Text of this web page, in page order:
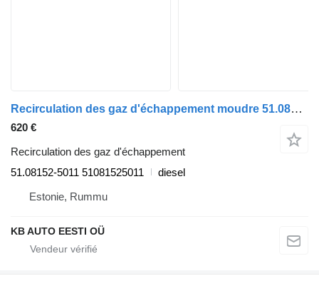
Recirculation des gaz d'échappement moudre 51.08152-5011 pour camion MAN TGL, TGM, TGS, TGX (2005-2021)
620 €
Recirculation des gaz d'échappement
51.08152-5011 51081525011
diesel
Estonie, Rummu
KB AUTO EESTI OÜ